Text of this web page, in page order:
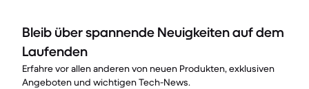
Bleib über spannende Neuigkeiten auf dem
Laufenden
Erfahre vor allen anderen von neuen Produkten, exklusiven
Angeboten und wichtigen Tech-News.